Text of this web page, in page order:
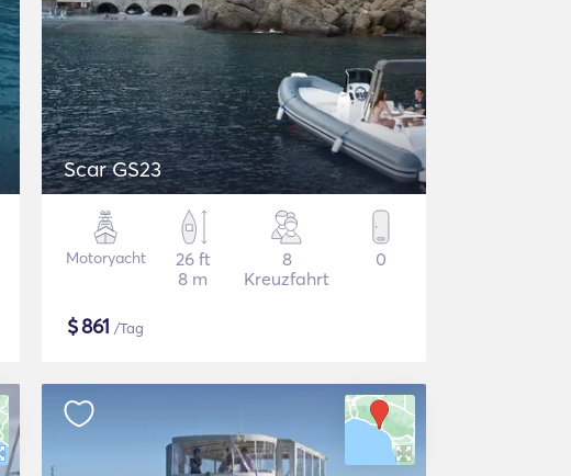
Scar GS23
Motoryacht
26 ft
8 m
8
Kreuzfahrt
0
$861 /Tag